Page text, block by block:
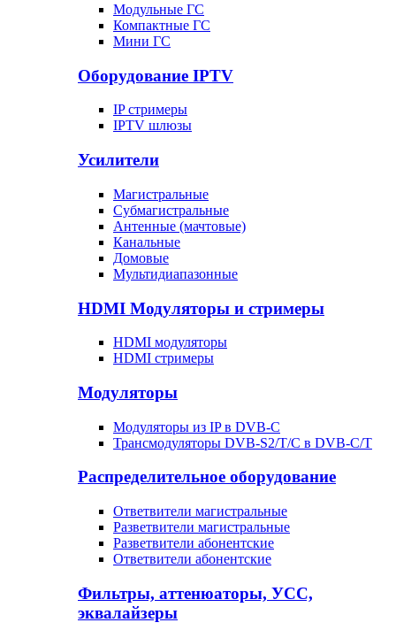
Модульные ГС
Компактные ГС
Мини ГС
Оборудование IPTV
IP стримеры
IPTV шлюзы
Усилители
Магистральные
Субмагистральные
Антенные (мачтовые)
Канальные
Домовые
Мультидиапазонные
HDMI Модуляторы и стримеры
HDMI модуляторы
HDMI стримеры
Модуляторы
Модуляторы из IP в DVB-C
Трансмодуляторы DVB-S2/T/C в DVB-C/T
Распределительное оборудование
Ответвители магистральные
Разветвители магистральные
Разветвители абонентские
Ответвители абонентские
Фильтры, аттенюаторы, УСС,
эквалайзеры